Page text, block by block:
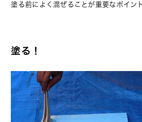
塗る前によく混ぜることが重要なポイン
塗る！